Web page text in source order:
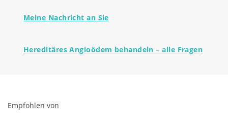
Meine Nachricht an Sie
Hereditäres Angioödem behandeln – alle Fragen
Empfohlen von